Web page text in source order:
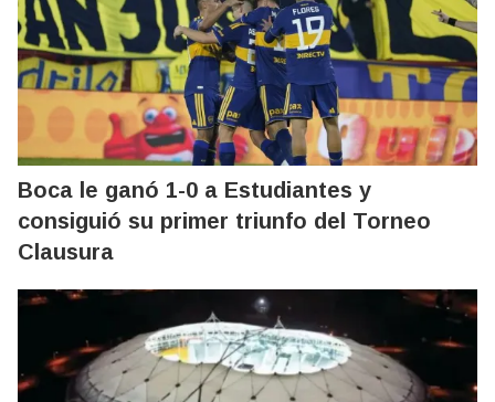
Boca le ganó 1-0 a Estudiantes y
consiguió su primer triunfo del Torneo
Clausura